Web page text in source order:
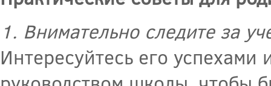
1. Внимательно следите за
Интересуйтесь его